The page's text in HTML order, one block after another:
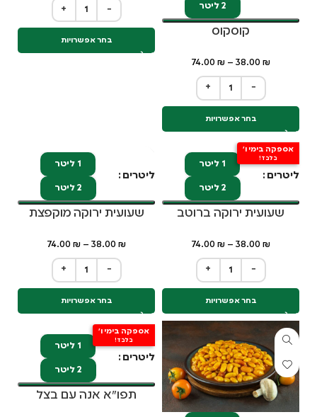
2 ליטר
קוסקוס
38.00 ₪
–
74.00 ₪
+ −
בחר אפשרויות
+ −
בחר אפשרויות
אספקה בימי ו'
בלבד!
ליטרים
1 ליטר
2 ליטר
שעועית ירוקה ברוטב
38.00 ₪
–
74.00 ₪
+ −
בחר אפשרויות
ליטרים
1 ליטר
2 ליטר
שעועית ירוקה מוקפצת
38.00 ₪
–
74.00 ₪
+ −
בחר אפשרויות
אספקה בימי ו'
בלבד!
ליטרים
1 ליטר
2 ליטר
תפו"א אנה עם בצל